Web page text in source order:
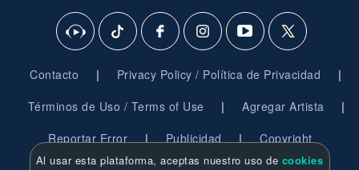
Contacto | Privacy Policy / Política de Privacidad |
Términos de Uso / Terms of Use | Agregar Artista |
Reportar Error | Publicidad | Copyright
Al usar esta plataforma, aceptas nuestro uso de cookies